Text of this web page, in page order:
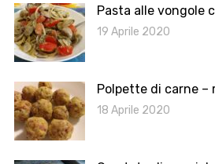
Pasta alle vongole
19 Aprile 2020
Polpette di carne –
18 Aprile 2020